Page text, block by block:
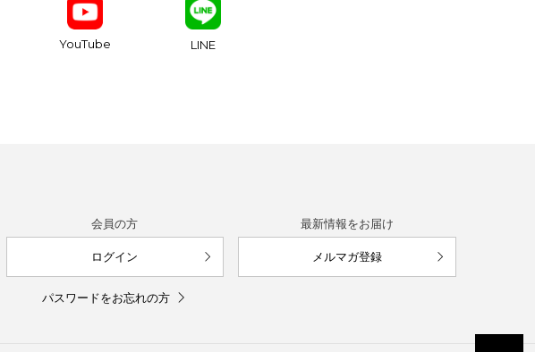
YouTube LINE
会員の方
ログイン
パスワードをお忘れの方
最新情報をお届け
メルマガ登録